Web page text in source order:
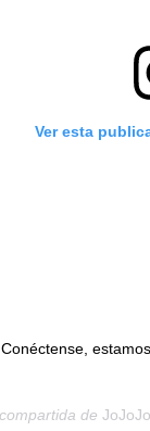
Ver esta
de